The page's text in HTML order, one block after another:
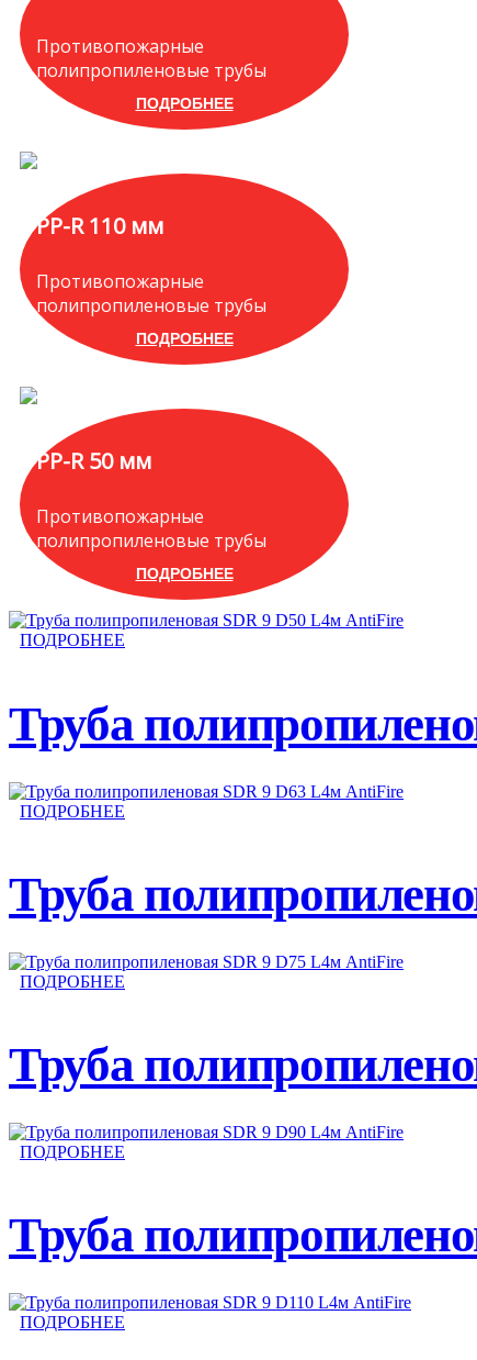
Противопожарные
полипропиленовые трубы
ПОДРОБНЕЕ
PP-R 110 мм
Противопожарные
полипропиленовые трубы
ПОДРОБНЕЕ
PP-R 50 мм
Противопожарные
полипропиленовые трубы
ПОДРОБНЕЕ
ПОДРОБНЕЕ
Труба
ПОДРОБНЕЕ
Труба
ПОДРОБНЕЕ
Труба
ПОДРОБНЕЕ
Труба
ПОДРОБНЕЕ